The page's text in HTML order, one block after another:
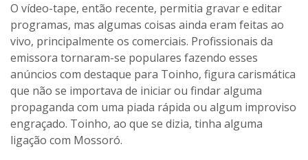
O vídeo-tape, então recente, permitia gravar e editar
programas, mas algumas coisas ainda eram feitas ao
vivo, principalmente os comerciais. Profissionais da
emissora tornaram-se populares fazendo esses
anúncios com destaque para Toinho, figura carismática
que não se importava de iniciar ou findar alguma
propaganda com uma piada rápida ou algum improviso
engraçado. Toinho, ao que se dizia, tinha alguma
ligação com Mossoró.